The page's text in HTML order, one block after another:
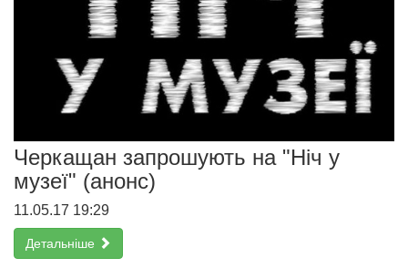
Черкащан запрошують на "Ніч у
музеї" (анонс)
11.05.17 19:29
Детальніше